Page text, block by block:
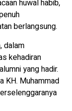
huwal habib,
berlangsung.
dalam
kehadiran
yang hadir.
KH. Muhammad